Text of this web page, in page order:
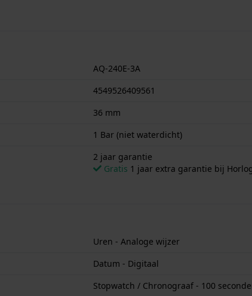
AQ-240E-3A
4549526409561
36 mm
1 Bar (niet waterdicht)
2 jaar garantie
Gratis 1 jaar extra garantie bij
Uren - Analoge wijzer
Datum - Digitaal
Stopwatch / Chronograaf - 100